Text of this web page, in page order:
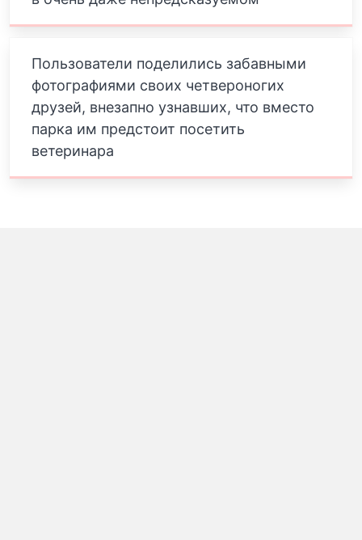
Пользователи поделились забавными
фотографиями своих четвероногих
друзей, внезапно узнавших, что вместо
парка им предстоит посетить
ветеринара